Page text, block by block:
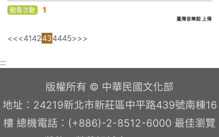
觀看次數 1
臺灣音樂館 上傳
<<<4142434445>>>
:::
版權所有 © 中華民國文化部
地址：24219新北市新莊區中平路439號南棟16
樓 總機電話：(+886)-2-8512-6000 最佳瀏覽